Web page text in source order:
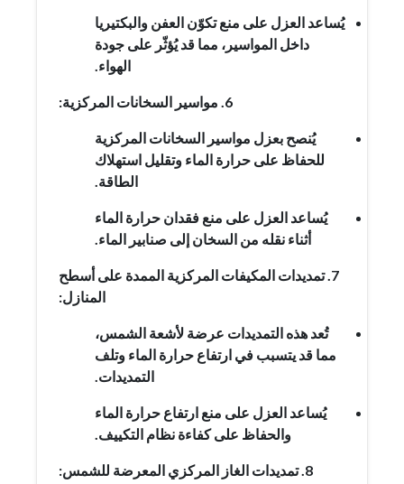
يُساعد العزل على منع تكوّن العفن والبكتيريا
داخل المواسير، مما قد يُؤثّر على جودة
الهواء.
6. مواسير السخانات المركزية:
يُنصح بعزل مواسير السخانات المركزية
للحفاظ على حرارة الماء وتقليل استهلاك
الطاقة.
يُساعد العزل على منع فقدان حرارة الماء
أثناء نقله من السخان إلى صنابير الماء.
7. تمديدات المكيفات المركزية الممدة على أسطح
المنازل:
تُعد هذه التمديدات عرضة لأشعة الشمس،
مما قد يتسبب في ارتفاع حرارة الماء وتلف
التمديدات.
يُساعد العزل على منع ارتفاع حرارة الماء
والحفاظ على كفاءة نظام التكييف.
8. تمديدات الغاز المركزي المعرضة للشمس: